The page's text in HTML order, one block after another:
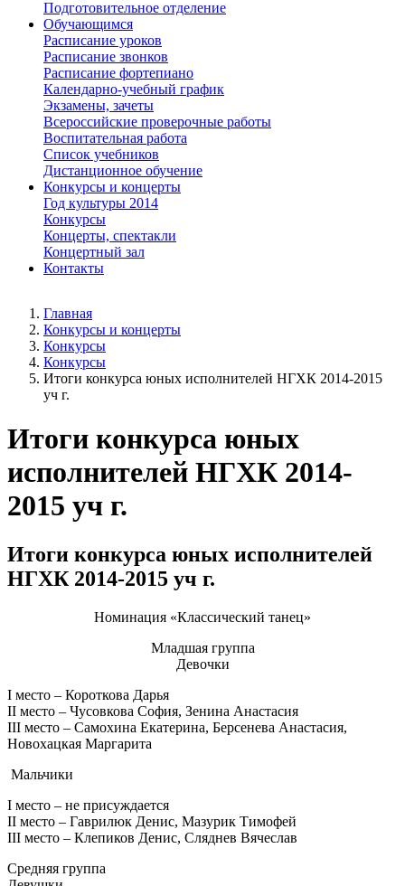
Подготовительное отделение
Обучающимся
Расписание уроков
Расписание звонков
Расписание фортепиано
Календарно-учебный график
Экзамены, зачеты
Всероссийские проверочные работы
Воспитательная работа
Список учебников
Дистанционное обучение
Конкурсы и концерты
Год культуры 2014
Конкурсы
Концерты, спектакли
Концертный зал
Контакты
Главная
Конкурсы и концерты
Конкурсы
Конкурсы
Итоги конкурса юных исполнителей НГХК 2014-2015
уч г.
Итоги конкурса юных
исполнителей НГХК 2014-
2015 уч г.
Итоги конкурса юных исполнителей
НГХК 2014-2015 уч г.
Номинация «Классический танец»
Младшая группа
Девочки
I место – Короткова Дарья
II место – Чусовкова София, Зенина Анастасия
III место – Самохина Екатерина, Берсенева Анастасия,
Новохацкая Маргарита
Мальчики
I место – не присуждается
II место – Гаврилюк Денис, Мазурик Тимофей
III место – Клепиков Денис, Сляднев Вячеслав
Средняя группа